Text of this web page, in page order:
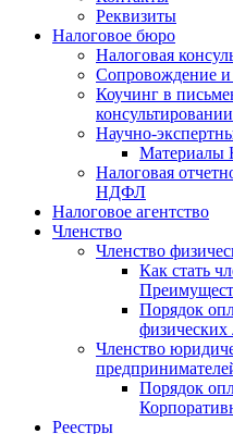
Реквизиты
Налоговое бюро
Налоговая
Cопровождение и
Коучинг в
консультировании
Научно-
Материалы
Налоговая
НДФЛ
Налоговое агентство
Членство
Членство
Как стать
Порядок
физических
Членство
Порядок
Реестры